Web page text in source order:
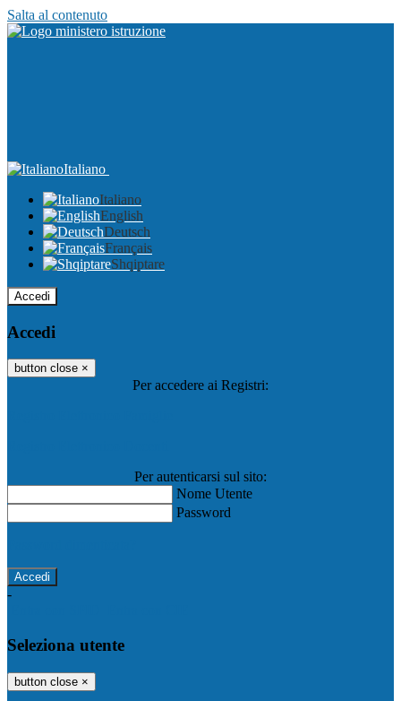
Salta al contenuto
Italiano
Italiano
English
Deutsch
Français
Shqiptare
Accedi
Accedi
button close ×
Per accedere ai Registri:
Per autenticarsi sul sito:
Nome Utente
Password
-
Seleziona utente
button close ×